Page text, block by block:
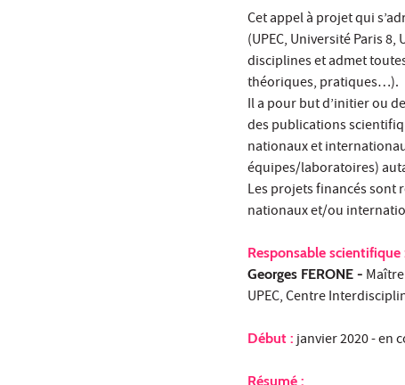
Cet appel à projet qui
(UPEC, Université Paris
disciplines et admet
théoriques, pratiques…).
Il a pour but d’initier ou
des publications
nationaux et
équipes/laboratoires)
Les projets financés sont
nationaux et/ou
Responsable scientifique
Georges FERONE -
UPEC, Centre
Début :janvier 2020 - en
Résumé :